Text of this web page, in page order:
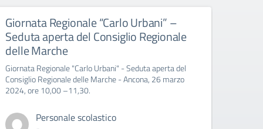
Giornata Regionale “Carlo Urbani” –
Seduta aperta del Consiglio Regionale
delle Marche
Giornata Regionale "Carlo Urbani" - Seduta aperta del
Consiglio Regionale delle Marche - Ancona, 26 marzo
2024, ore 10,00 –11,30.
Personale scolastico